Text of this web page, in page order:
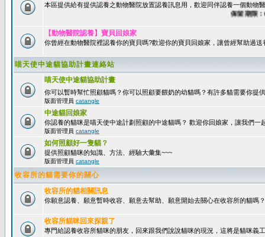
本區提供給有提供認養之動物醫院放置認養訊息用，歡迎同伴認養一個動物
保留期限：60
【動物醫院認養】寶貝回娘家
你曾經在動物醫院裡認養你的寶貝嗎?歡迎你的寶貝回娘家，讓曾經幫助過
喵天使中途貓協助計畫連絡站
喵天使中途貓協助計畫
你可以暫時幫忙照顧貓嗎？你可以照顧要餵奶的幼貓嗎？有許多貓需要你提
版面管理員 catangle
中途貓回娘家
你認養的貓咪是喵天使中途計劃照顧的中途貓嗎？ 歡迎你回娘家，讓我們一
版面管理員 catangle
如何照顧好一隻貓？
提供照顧貓咪的知識、方法、經驗大彙集~~~
版面管理員 catangle
收容所的貓需要你的關心
收容所的貓相關訊息
你願意認養、願意暫時收容、願意去幫助、願意開始去關心在收容所的貓嗎？
收容所貓咪回來探親了
專門給認養收容所貓咪的朋友，回來跟我們說說貓咪的現況，這將是貓咪義